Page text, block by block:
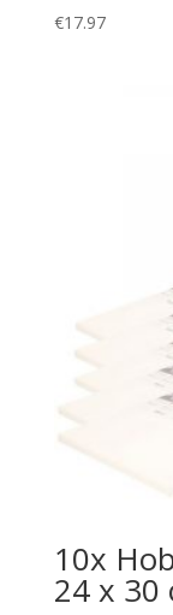
€17.97
10x
24 x 30